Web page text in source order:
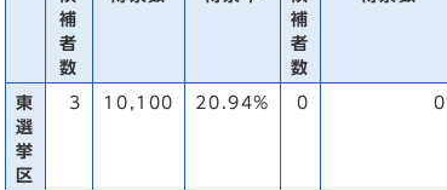
補
者
数
補
者
数
東
選
挙
区
3 10,100 20.94% 0 0